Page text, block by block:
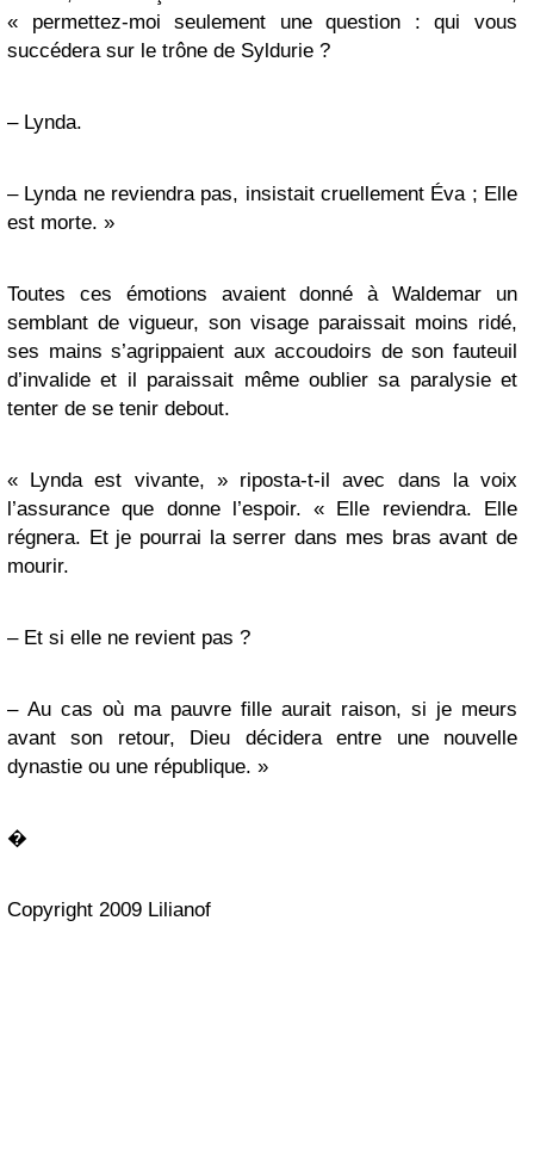
« permettez-moi seulement une question : qui vous
succédera sur le trône de Syldurie ?
– Lynda.
– Lynda ne reviendra pas, insistait cruellement Éva ; Elle
est morte. »
Toutes ces émotions avaient donné à Waldemar un
semblant de vigueur, son visage paraissait moins ridé,
ses mains s’agrippaient aux accoudoirs de son fauteuil
d’invalide et il paraissait même oublier sa paralysie et
tenter de se tenir debout.
« Lynda est vivante, » riposta-t-il avec dans la voix
l’assurance que donne l’espoir. « Elle reviendra. Elle
régnera. Et je pourrai la serrer dans mes bras avant de
mourir.
– Et si elle ne revient pas ?
– Au cas où ma pauvre fille aurait raison, si je meurs
avant son retour, Dieu décidera entre une nouvelle
dynastie ou une république. »
�
Copyright 2009 Lilianof